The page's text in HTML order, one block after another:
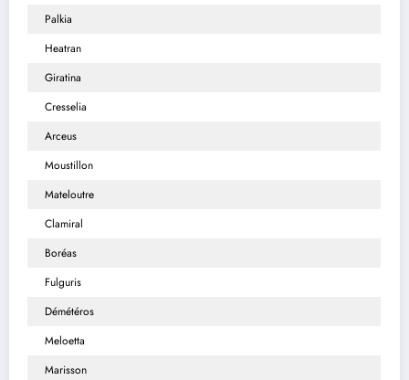
Palkia
Heatran
Giratina
Cresselia
Arceus
Moustillon
Mateloutre
Clamiral
Boréas
Fulguris
Démétéros
Meloetta
Marisson